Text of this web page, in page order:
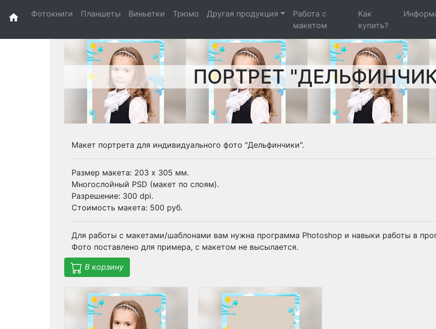
home Фотокниги Планшеты Виньетки Трюмо Другая продукция
Работа с
макетом
Как
купить?
ПОРТРЕТ
Макет портрета для индивидуального фото "Дельфинчики".
Размер макета: 203 х 305 мм.
Многослойный PSD (макет по слоям).
Разрешение: 300 dpi.
Стоимость макета: 500 руб.
Для работы с макетами/шаблонами вам нужна программа Photoshop и навыки работы в
Фото поставлено для примера, с макетом не высылается.
В корзину